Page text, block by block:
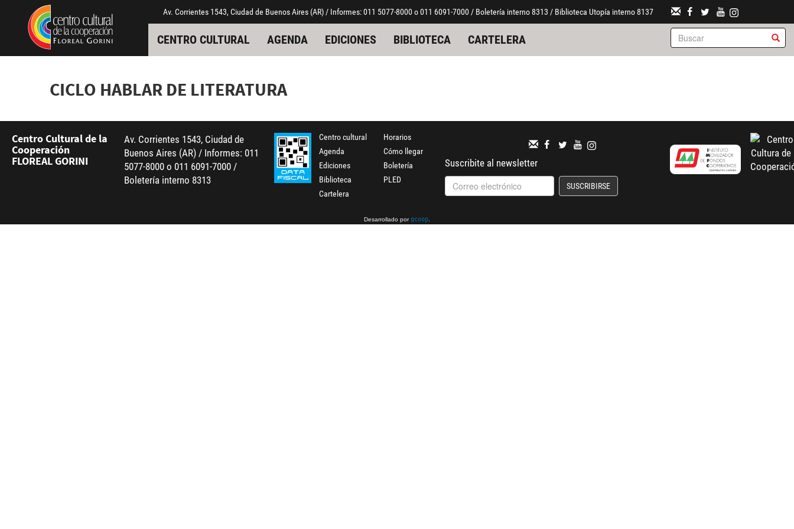
Pasar al contenido principal
Jump to main content Av. Corrientes 1543, Ciudad de Buenos Aires (AR) / Informes: 011 5077-8000 o 011 6091-7000 / Boletería interno 8313 / Biblioteca Utopía interno 8137
CENTRO CULTURAL AGENDA EDICIONES BIBLIOTECA CARTELERA
CICLO HABLAR DE LITERATURA
Centro Cultural de la
Cooperación
FLOREAL GORINI
Av. Corrientes 1543, Ciudad de
Buenos Aires (AR) / Informes: 011
5077-8000 o 011 6091-7000 /
Boletería interno 8313
Centro cultural
Agenda
Ediciones
Biblioteca
Cartelera
Horarios
Cómo llegar
Boletería
PLED
Suscribite al newsletter
SUSCRIBIRSE
Desarrollado por gcoop.